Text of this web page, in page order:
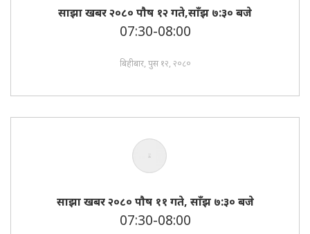
साझा खबर २०८० पाैष १२ गते,साँझ ७:३० बजे
07:30-08:00
बिहीबार, पुस १२, २०८०
साझा खबर २०८० पाैष ११ गते, साँझ ७:३० बजे
07:30-08:00